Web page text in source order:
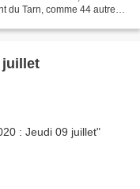
du Tarn, comme 44 autres,
juillet